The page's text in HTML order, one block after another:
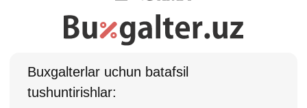
Buхgalterlar uchun batafsil
tushuntirishlar: